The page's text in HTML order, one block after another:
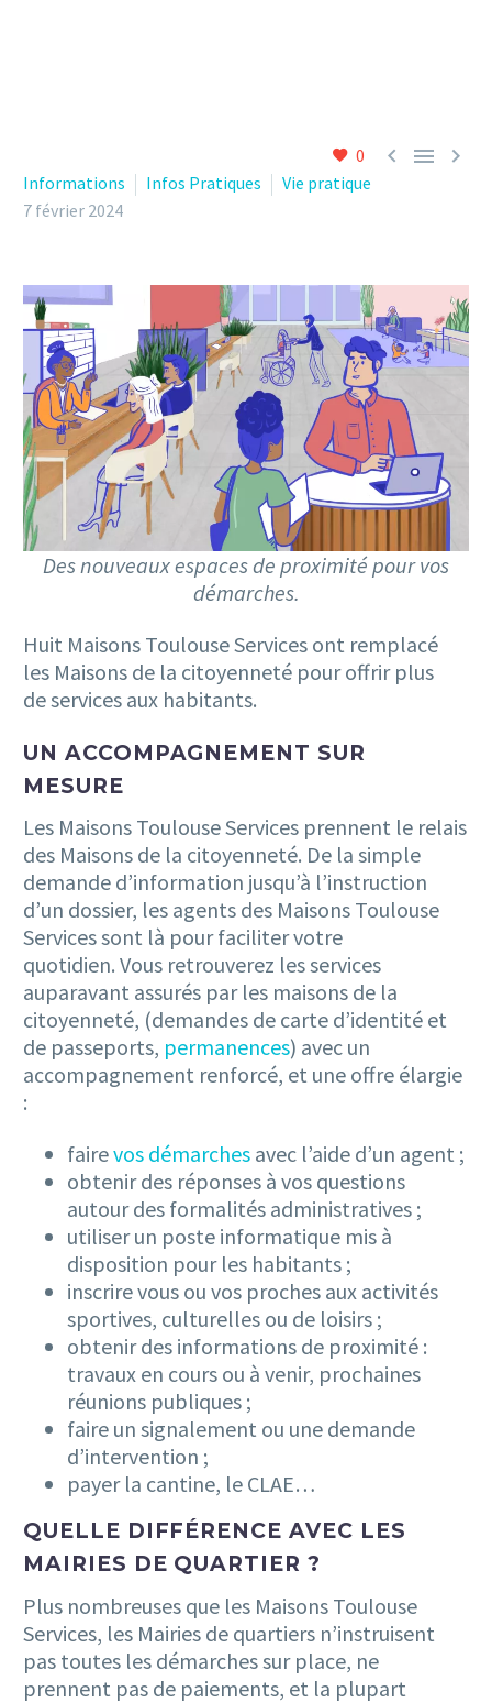
0   
Informations Infos Pratiques
Vie pratique
7 février 2024
Des nouveaux espaces de proximité pour vos
démarches.
Huit Maisons Toulouse Services ont remplacé
les Maisons de la citoyenneté pour offrir plus
de services aux habitants.
UN ACCOMPAGNEMENT SUR
MESURE
Les Maisons Toulouse Services prennent le relais
des Maisons de la citoyenneté. De la simple
demande d’information jusqu’à l’instruction
d’un dossier, les agents des Maisons Toulouse
Services sont là pour faciliter votre
quotidien. Vous retrouverez les services
auparavant assurés par les maisons de la
citoyenneté, (demandes de carte d’identité et
de passeports, permanences) avec un
accompagnement renforcé, et une offre élargie
:
fairevos démarches avec l’aide d’un agent ;
obtenir des réponses à vos questions
autour des formalités administratives ;
utiliser un poste informatique mis à
disposition pour les habitants ;
inscrire vous ou vos proches aux activités
sportives, culturelles ou de loisirs ;
obtenir des informations de proximité :
travaux en cours ou à venir, prochaines
réunions publiques ;
faire un signalement ou une demande
d’intervention ;
payer la cantine, le CLAE…
QUELLE DIFFÉRENCE AVEC LES
MAIRIES DE QUARTIER ?
Plus nombreuses que les Maisons Toulouse
Services, les Mairies de quartiers n’instruisent
pas toutes les démarches sur place, ne
prennent pas de paiements, et la plupart